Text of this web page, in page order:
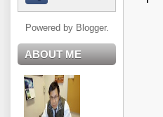
Powered by Blogger.
ABOUT ME